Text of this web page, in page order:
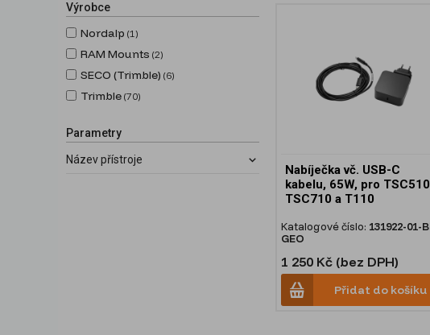
Výrobce
Nordalp (1)
RAM Mounts (2)
SECO (Trimble) (6)
Trimble (70)
Parametry
Název přístroje
Nabíječka vč. USB-C
kabelu, 65W, pro
TSC710 a T110
Katalogové číslo: 131922-01-
GEO
1 250 Kč (bez DPH)
Přidat do košíku